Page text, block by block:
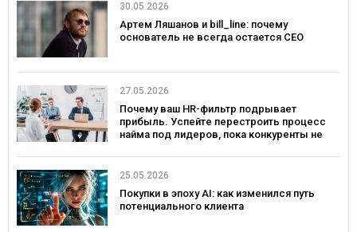
30.05.2026
Артем Ляшанов и bill_line: почему
основатель не всегда остается СЕО
27.05.2026
Почему ваш HR-фильтр подрывает
прибыль. Успейте перестроить процесс
найма под лидеров, пока конкуренты не
25.05.2026
Покупки в эпоху AI: как изменился путь
потенциального клиента